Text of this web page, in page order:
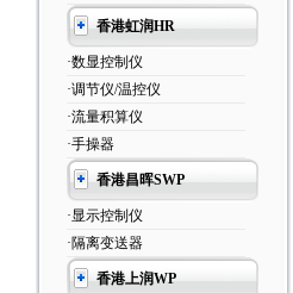
香港虹润HR
·数显控制仪
·调节仪/温控仪
·流量积算仪
·手操器
香港昌晖SWP
·显示控制仪
·隔离变送器
香港上润WP